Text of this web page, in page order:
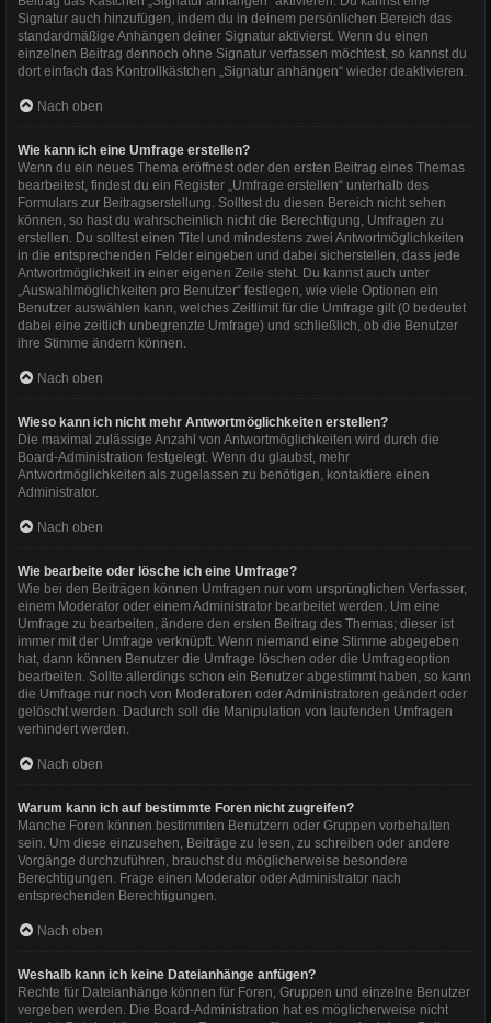
Signatur auch hinzufügen, indem du in deinem persönlichen Bereich das
standardmäßige Anhängen deiner Signatur aktivierst. Wenn du einen
einzelnen Beitrag dennoch ohne Signatur verfassen möchtest, so kannst du
dort einfach das Kontrollkästchen „Signatur anhängen“ wieder deaktivieren.
Nach oben
Wie kann ich eine Umfrage erstellen?
Wenn du ein neues Thema eröffnest oder den ersten Beitrag eines Themas
bearbeitest, findest du ein Register „Umfrage erstellen“ unterhalb des
Formulars zur Beitragserstellung. Solltest du diesen Bereich nicht sehen
können, so hast du wahrscheinlich nicht die Berechtigung, Umfragen zu
erstellen. Du solltest einen Titel und mindestens zwei Antwortmöglichkeiten
in die entsprechenden Felder eingeben und dabei sicherstellen, dass jede
Antwortmöglichkeit in einer eigenen Zeile steht. Du kannst auch unter
„Auswahlmöglichkeiten pro Benutzer“ festlegen, wie viele Optionen ein
Benutzer auswählen kann, welches Zeitlimit für die Umfrage gilt (0 bedeutet
dabei eine zeitlich unbegrenzte Umfrage) und schließlich, ob die Benutzer
ihre Stimme ändern können.
Nach oben
Wieso kann ich nicht mehr Antwortmöglichkeiten erstellen?
Die maximal zulässige Anzahl von Antwortmöglichkeiten wird durch die
Board-Administration festgelegt. Wenn du glaubst, mehr
Antwortmöglichkeiten als zugelassen zu benötigen, kontaktiere einen
Administrator.
Nach oben
Wie bearbeite oder lösche ich eine Umfrage?
Wie bei den Beiträgen können Umfragen nur vom ursprünglichen Verfasser,
einem Moderator oder einem Administrator bearbeitet werden. Um eine
Umfrage zu bearbeiten, ändere den ersten Beitrag des Themas; dieser ist
immer mit der Umfrage verknüpft. Wenn niemand eine Stimme abgegeben
hat, dann können Benutzer die Umfrage löschen oder die Umfrageoption
bearbeiten. Sollte allerdings schon ein Benutzer abgestimmt haben, so kann
die Umfrage nur noch von Moderatoren oder Administratoren geändert oder
gelöscht werden. Dadurch soll die Manipulation von laufenden Umfragen
verhindert werden.
Nach oben
Warum kann ich auf bestimmte Foren nicht zugreifen?
Manche Foren können bestimmten Benutzern oder Gruppen vorbehalten
sein. Um diese einzusehen, Beiträge zu lesen, zu schreiben oder andere
Vorgänge durchzuführen, brauchst du möglicherweise besondere
Berechtigungen. Frage einen Moderator oder Administrator nach
entsprechenden Berechtigungen.
Nach oben
Weshalb kann ich keine Dateianhänge anfügen?
Rechte für Dateianhänge können für Foren, Gruppen und einzelne Benutzer
vergeben werden. Die Board-Administration hat es möglicherweise nicht